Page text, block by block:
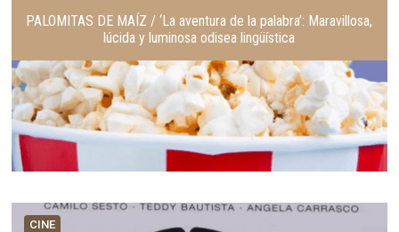
PALOMITAS DE MAÍZ / ‘La aventura de la palabra’: Maravillosa,
lúcida y luminosa odisea lingüística
CINE